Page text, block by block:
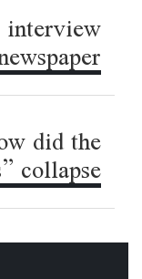
did the